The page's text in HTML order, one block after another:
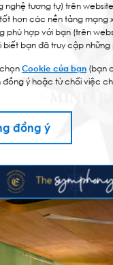
(hình ảnh tư
ảnh, quay video và
và chia sẻ đến
tương tự) trên
hơn các nền tảng mạng
phù hợp với bạn (trên
bạn đã truy cập
Cookie của bạn (bạn
ý hoặc từ chối việc
đồng ý